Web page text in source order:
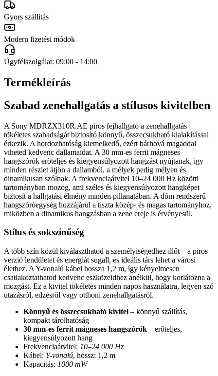
Gyors szállítás
Modern fizetési módok
Ügyfélszolgálat: 09:00 - 14:00
Termékleírás
Szabad zenehallgatás a stílusos kivitelben
A Sony MDRZX310R.AE piros fejhallgató a zenehallgatás
tökéletes szabadságát biztosító könnyű, összecsukható kialakítással
érkezik. A hordozhatóság kiemelkedő, ezért bárhová magaddal
viheted kedvenc dallamaidat. A 30 mm-es ferrit mágneses
hangszórók erőteljes és kiegyensúlyozott hangzást nyújtanak, így
minden részlet átjön a dallamból, a mélyek pedig mélyen és
dinamikusan szólnak. A frekvenciaátvitel 10–24 000 Hz közötti
tartományban mozog, ami széles és kiegyensúlyozott hangképet
biztosít a hallgatási élmény minden pillanatában. A dóm rendszerű
hangszóróegység hozzájárul a tiszta közép- és magas tartományhoz,
miközben a dinamikus hangzásban a zene ereje is érvényesül.
Stílus és sokszínűség
A több szín közül kiválaszthatod a személyiségedhez illőt – a piros
verzió lendületet és energiát sugall, és ideális társ lehet a városi
élethez. A Y-vonalú kábel hossza 1,2 m, így kényelmesen
csatlakoztathatod kedvenc eszközeidhez anélkül, hogy korlátozna a
mozgást. Ez a kivitel tökéletes minden napos használatra, legyen szó
utazásról, edzésről vagy otthoni zenehallgatásról.
Könnyű és összecsukható kivitel – könnyű szállítás,
kompakt tárolhatóság
30 mm-es ferrit mágneses hangszórók – erőteljes,
kiegyensúlyozott hang
Frekvenciaátvitel: 10–24 000 Hz
Kábel: Y-vonalú, hossz: 1,2 m
Kapacitás: 1000 mW